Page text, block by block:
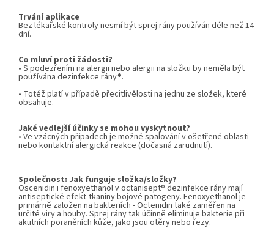
Trvání aplikace
Bez lékařské kontroly nesmí být sprej rány používán déle než 14
dní.
Co mluví proti žádosti?
• S podezřením na alergii nebo alergii na složku by neměla být
používána dezinfekce rány®.
• Totéž platí v případě přecitlivělosti na jednu ze složek, které
obsahuje.
Jaké vedlejší účinky se mohou vyskytnout?
• Ve vzácných případech je možné spalování v ošetřené oblasti
nebo kontaktní alergická reakce (dočasná zarudnutí).
Společnost: Jak funguje složka/složky?
Oscenidin i fenoxyethanol v octanisept® dezinfekce rány mají
antiseptické efekt-tkaniny bojové patogeny. Fenoxyethanol je
primárně založen na bakteriích - Octenidin také zaměřen na
určité viry a houby. Sprej rány tak účinně eliminuje bakterie při
akutních poraněních kůže, jako jsou otěry nebo řezy.